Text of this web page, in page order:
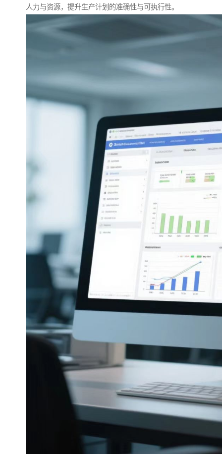
人力与资源，提升生产计划的准确性与可执行性。​